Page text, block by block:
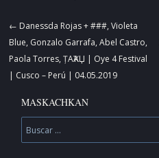
Navegador
de
artículos
← Danessda Rojas + ###, Violeta
Blue, Gonzalo Garrafa, Abel Castro,
Paola Torres, ȚAҠAЏ | Oye 4 Festival
| Cusco – Perú | 04.05.2019
MASKACHKAN
Buscar